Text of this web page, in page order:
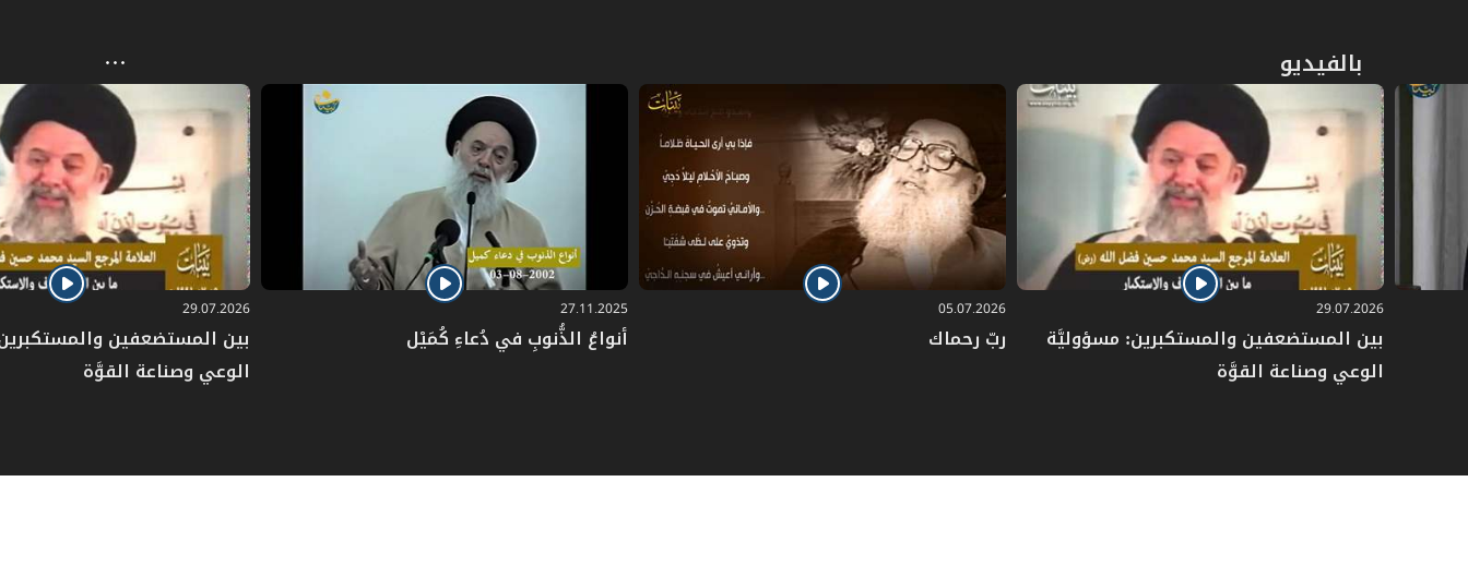
بالفيديو
29.07.2026
بين المستضعفين والمستكبرين: مسؤوليَّة
الوعي وصناعة القوَّة
05.07.2026
ربّ رحماك
27.11.2025
أنواعُ الذُّنوبِ في دُعاءِ كُمَيْل
29.07.2026
بين المستضعفين
الوعي وصناعة القوَّة